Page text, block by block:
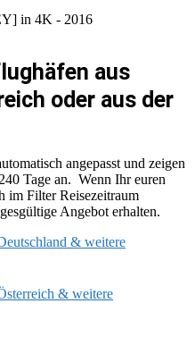
in 4K - 2016
aus
oder aus der
angepasst und zeigen
Tage an. Wenn Ihr euren
im Filter Reisezeitraum
Angebot erhalten.
& weitere
& weitere